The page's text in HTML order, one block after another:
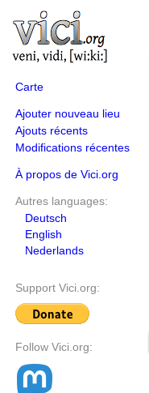
Carte
Ajouter nouveau lieu
Ajouts récents
Modifications récentes
À propos de Vici.org
Autres languages:
Deutsch
English
Nederlands
Support Vici.org:
Follow Vici.org: